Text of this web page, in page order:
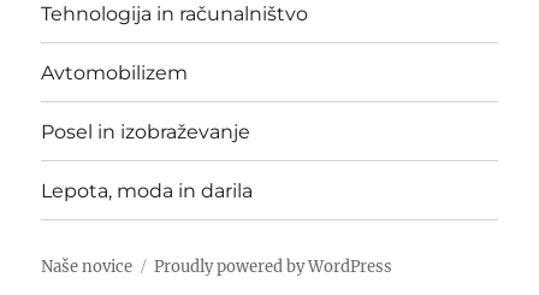
Tehnologija in računalništvo
Avtomobilizem
Posel in izobraževanje
Lepota, moda in darila
Naše novice Proudly powered by WordPress